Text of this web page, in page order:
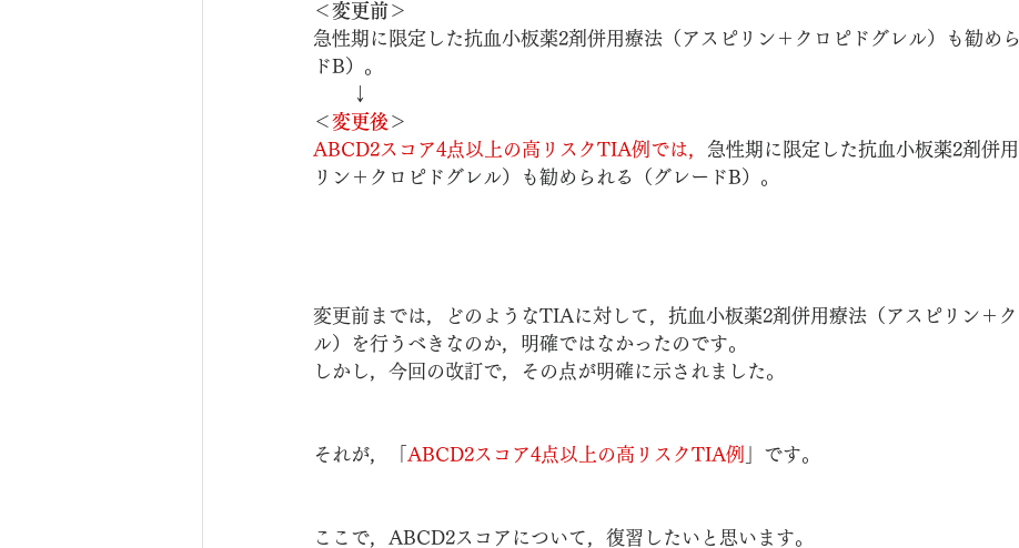
＜変更前＞
急性期に限定した抗血小板薬2剤併用療法（アスピリン＋クロピドグレル）も勧め
ドB）。
↓
＜変更後 ＞
ABCD2スコア4点以上の高リスクTIA例では， 急性期に限定した抗血小板薬2剤併
リン＋クロピドグレル）も勧められる（グレードB）。
変更前までは，どのようなTIAに対して， 抗血小板薬2剤併用療法（アスピリン＋
ル）を行うべきなのか，明確ではなかったのです。
しかし，今回の改訂で，その点が明確に示されました。
それが，「 ABCD2スコア4点以上の高リスクTIA例 」です。
ここで，ABCD2スコアについて，復習したいと思います。